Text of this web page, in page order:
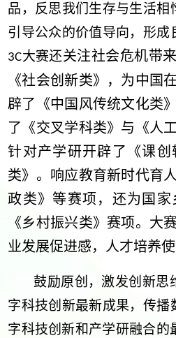
品，反思我们生存与生活相
引导公众的价值导向，形成
3C大赛还关注社会危机带
《社会创新类》，为中国
辟了《中国风传统文化类
了《交叉学科类》与《人
针对产学研开辟了《课
类》。响应教育新时代育
政类》等赛项，还为国
《乡村振兴类》赛项。大
业发展促进感，人才培养
鼓励原创，激发创新思
字科技创新最新成果，传播
字科技创新和产学研融合的